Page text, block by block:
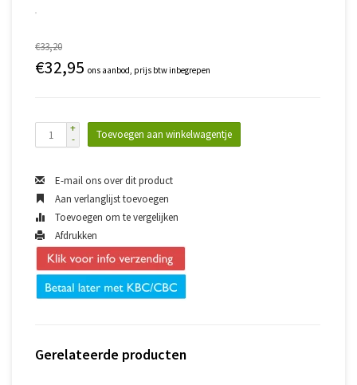
€33,20
€32,95 ons aanbod, prijs btw inbegrepen
+
-
Toevoegen aan winkelwagentje
E-mail ons over dit product
Aan verlanglijst toevoegen
Toevoegen om te vergelijken
Afdrukken
Gerelateerde producten